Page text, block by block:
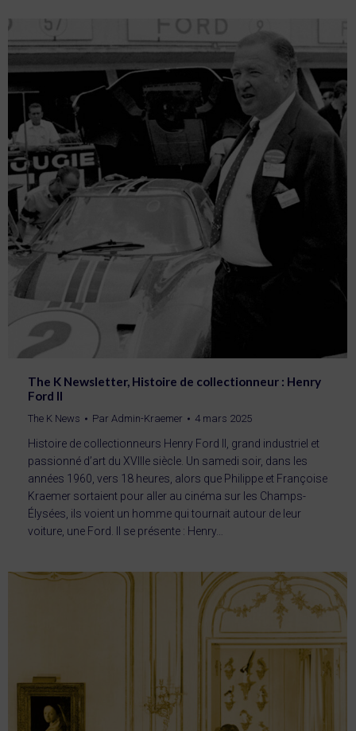
The K Newsletter, Histoire de collectionneur : Henry
Ford II
The K News Par Admin-Kraemer 4 mars 2025
Histoire de collectionneurs Henry Ford II, grand industriel et
passionné d’art du XVIIIe siècle. Un samedi soir, dans les
années 1960, vers 18 heures, alors que Philippe et Françoise
Kraemer sortaient pour aller au cinéma sur les Champs-
Élysées, ils voient un homme qui tournait autour de leur
voiture, une Ford. Il se présente : Henry…